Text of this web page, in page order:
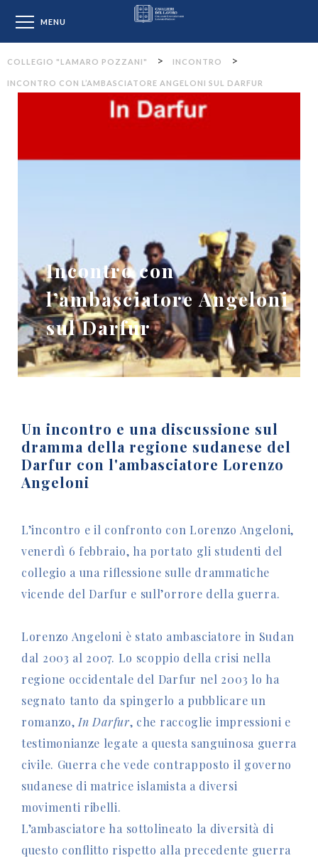
MENU
COLLEGIO "LAMARO POZZANI" > INCONTRO >
INCONTRO CON L’AMBASCIATORE ANGELONI SUL DARFUR
Incontro con
l’ambasciatore Angeloni
sul Darfur
Un incontro e una discussione sul
dramma della regione sudanese del
Darfur con l'ambasciatore Lorenzo
Angeloni
L’incontro e il confronto con Lorenzo Angeloni,
venerdì 6 febbraio, ha portato gli studenti del
collegio a una riflessione sulle drammatiche
vicende del Darfur e sull’orrore della guerra.
Lorenzo Angeloni è stato ambasciatore in Sudan
dal 2003 al 2007. Lo scoppio della crisi nella
regione occidentale del Darfur nel 2003 lo ha
segnato tanto da spingerlo a pubblicare un
romanzo, In Darfur, che raccoglie impressioni e
testimonianze legate a questa sanguinosa guerra
civile. Guerra che vede contrapposto il governo
sudanese di matrice islamista a diversi
movimenti ribelli.
L’ambasciatore ha sottolineato la diversità di
questo conflitto rispetto alla precedente guerra